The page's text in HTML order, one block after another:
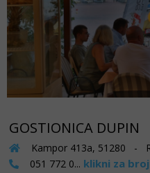
GOSTIONICA DUPIN
Kampor 413a, 51280 -
051 772 0... klikni za broj